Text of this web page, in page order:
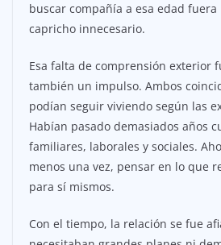
buscar compañía a esa edad fuera
capricho innecesario.
Esa falta de comprensión exterior
también un impulso. Ambos
podían seguir viviendo según las
Habían pasado demasiados años
familiares, laborales y sociales.
menos una vez, pensar en lo que
para sí mismos.
Con el tiempo, la relación se fue